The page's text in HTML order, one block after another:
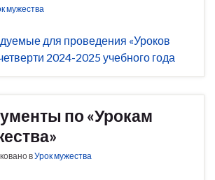
мужества
для проведения «Уроков
2024-2025 учебного года
по «Урокам
вУрок мужества